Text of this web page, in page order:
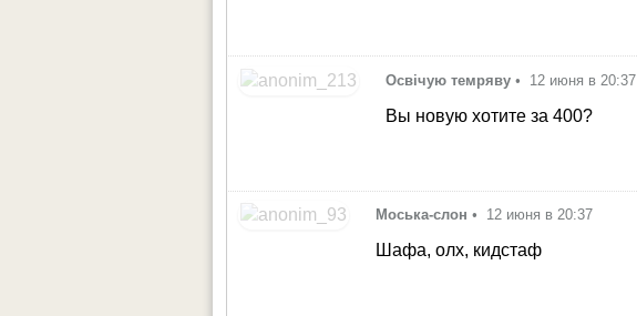
Освічую темряву • 12 июня в 20:37
Вы новую хотите за 400?
Моська-слон • 12 июня в 20:37
Шафа, олх, кидстаф